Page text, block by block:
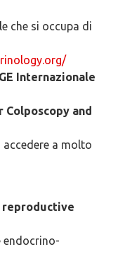
che si occupa di
Internazionale
Colposcopy and
a molto
reproductive
endocrino-